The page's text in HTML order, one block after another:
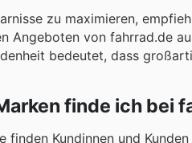
zu maximieren,
Angeboten von fahrrad.de
bedeutet, dass
finde ich bei
finden Kundinnen und